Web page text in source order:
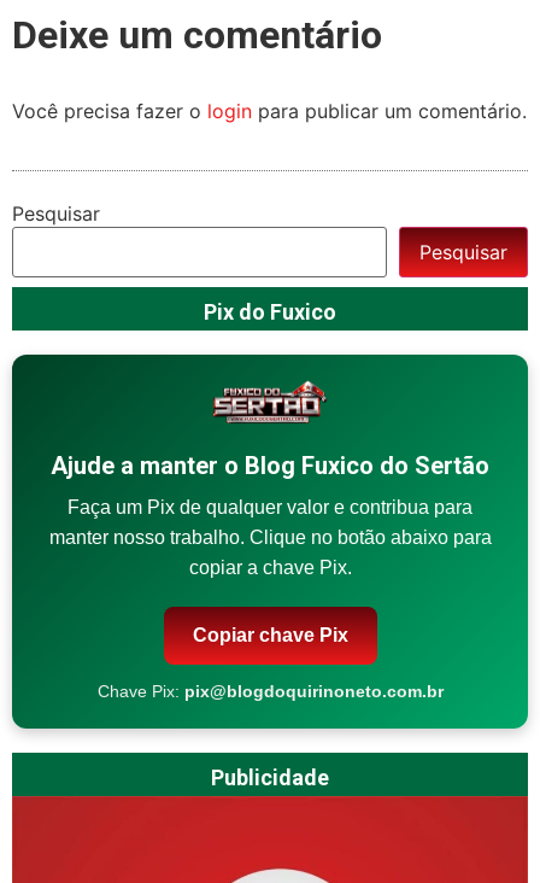
Deixe um comentário
Você precisa fazer o login para publicar um comentário.
Pesquisar
Pesquisar
Pix do Fuxico
Ajude a manter o Blog Fuxico do Sertão
Faça um Pix de qualquer valor e contribua para
manter nosso trabalho. Clique no botão abaixo para
copiar a chave Pix.
Copiar chave Pix
Chave Pix: pix@blogdoquirinoneto.com.br
Publicidade